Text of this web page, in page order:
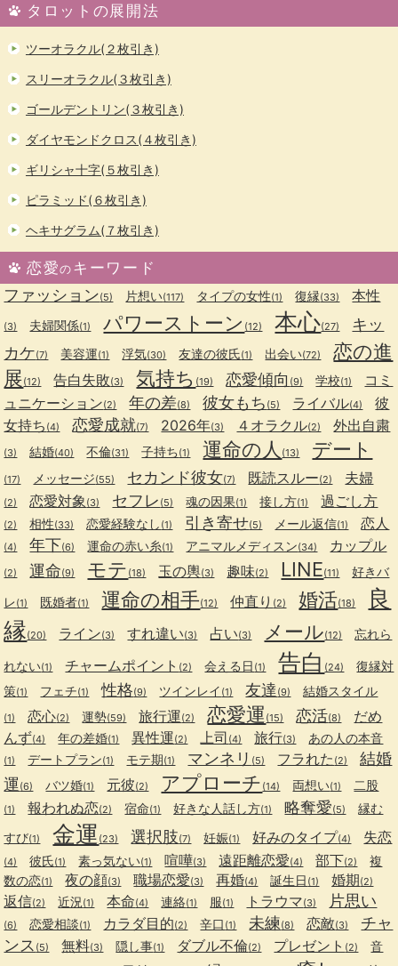
タロットの展開法
ツーオラクル(２枚引き)
スリーオラクル(３枚引き)
ゴールデントリン(３枚引き)
ダイヤモンドクロス(４枚引き)
ギリシャ十字(５枚引き)
ピラミッド(６枚引き)
ヘキサグラム(７枚引き)
恋愛のキーワード
ファッション(5) 片想い(117) タイプの女性(1) 復縁(33) 本性
(3) 夫婦関係(1) パワーストーン (12) 本心(27)
キッ
カケ(7) 美容運(1) 浮気(30) 友達の彼氏(1) 出会い(72)
恋の進
展(12) 告白失敗(3) 気持ち (19) 恋愛傾向 (9) 学校(1)
コミ
ュニケーション(2) 年の差(8) 彼女もち (5) ライバル(4)
彼
女持ち (4) 恋愛成就(7) 2026年(3) ４オラクル(2) 外出自粛
(3) 結婚(40) 不倫(31) 子持ち(1) 運命の人 (13) デート
(17) メッセージ(55) セカンド彼女(7) 既読スルー(2) 夫婦
(2) 恋愛対象 (3) セフレ (5) 魂の因果(1) 接し方(1) 過ごし方
(2) 相性(33) 恋愛経験なし (1) 引き寄せ(5) メール返信(1) 恋人
(4) 年下(6) 運命の赤い糸(1) アニマルメディスン(34) カップル
(2) 運命(9) モテ (18) 玉の輿(3) 趣味(2) LINE(11)
好きバ
レ(1) 既婚者(1) 運命の相手(12) 仲直り (2) 婚活(18)
良
縁(20) ライン(3) すれ違い(3) 占い(3) メール(12) 忘れら
れない(1) チャームポイント (2) 会える日 (1) 告白 (24)
復縁対
策(1) フェチ(1) 性格(9) ツインレイ (1) 友達 (9) 結婚スタイル
(1) 恋心(2) 運勢(59) 旅行運(2) 恋愛運 (15) 恋活(8)
だめ
んず(4) 年の差婚(1) 異性運(2) 上司 (4) 旅行(3) あの人の本音
(1) デートプラン(1) モテ期(1) マンネリ (5) フラれた (2)
結婚
運(6) バツ婚(1) 元彼(2) アプローチ (14) 両想い(1) 二股
(1) 報われぬ恋(2) 宿命(1) 好きな人話し方(1) 略奪愛(5)
縁む
すび(1) 金運 (23) 選択肢(7) 妊娠(1) 好みのタイプ(4) 失恋
(4) 彼氏(1) 素っ気ない(1) 喧嘩(3) 遠距離恋愛(4) 部下(2)
複
数の恋(1) 夜の顔(3) 職場恋愛(3) 再婚(4) 誕生日 (1) 婚期(2)
返信(2) 近況 (1) 本命(4) 連絡(1) 服(1) トラウマ(3) 片思い
(6) 恋愛相談(1) カラダ目的(2) 辛口 (1) 未練(8) 恋敵(3)
チャ
ンス (5) 無料(3) 隠し事(1) ダブル不倫(2) プレゼント (2)
音